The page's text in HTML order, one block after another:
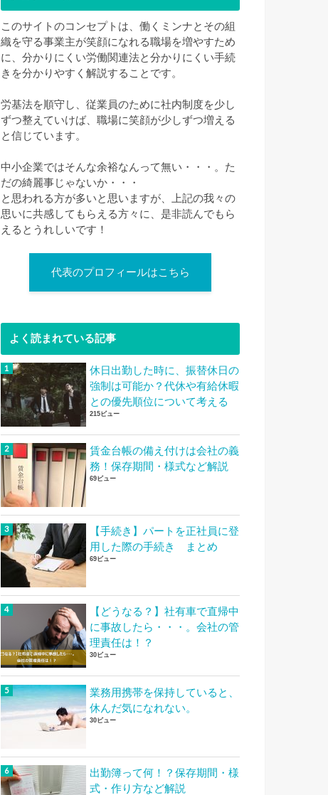
このサイトのコンセプトは、働くミンナとその組
織を守る事業主が笑顔になれる職場を増やすため
に、分かりにくい労働関連法と分かりにくい手続
きを分かりやすく解説することです。
労基法を順守し、従業員のために社内制度を少し
ずつ整えていけば、職場に笑顔が少しずつ増える
と信じています。
中小企業ではそんな余裕なんって無い・・・。た
だの綺麗事じゃないか・・・
と思われる方が多いと思いますが、上記の我々の
思いに共感してもらえる方々に、是非読んでもら
えるとうれしいです！
代表のプロフィールはこちら
よく読まれている記事
休日出勤した時に、振替休日の
強制は可能か？代休や有給休暇
との優先順位について考える
215ビュー
賃金台帳の備え付けは会社の義
務！保存期間・様式など解説
69ビュー
【手続き】パートを正社員に登
用した際の手続き まとめ
69ビュー
【どうなる？】社有車で直帰中
に事故したら・・・。会社の管
理責任は！？
30ビュー
業務用携帯を保持していると、
休んだ気になれない。
30ビュー
出勤簿って何！？保存期間・様
式・作り方など解説